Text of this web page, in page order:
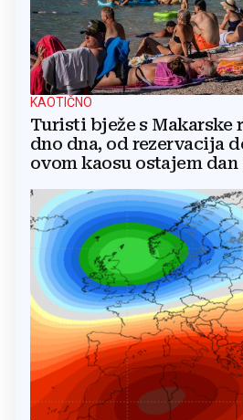
KAOTIČNO
Turisti bježe s Makarske
dno dna, od rezervacija
ovom kaosu ostajem